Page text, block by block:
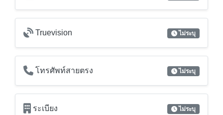
Truevision ไม่ระบุ
โทรศัพท์สายตรง ไม่ระบุ
ระเบียง ไม่ระบุ